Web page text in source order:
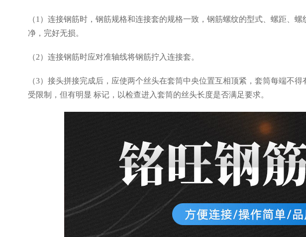
（1）连接钢筋时，钢筋规格和连接套的规格一致，钢筋螺纹的型式、螺距、
净，完好无损。
（2）连接钢筋时应对准轴线将钢筋拧入连接套。
（3）接头拼接完成后，应使两个丝头在套筒中央位置互相顶紧，套筒每端不
受限制，但有明显 标记，以检查进入套筒的丝头长度是否满足要求。